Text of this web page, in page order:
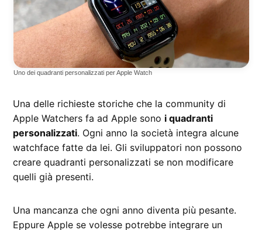
Uno dei quadranti personalizzati per Apple Watch
Una delle richieste storiche che la community di
Apple Watchers fa ad Apple sono i quadranti
personalizzati. Ogni anno la società integra alcune
watchface fatte da lei. Gli sviluppatori non possono
creare quadranti personalizzati se non modificare
quelli già presenti.
Una mancanza che ogni anno diventa più pesante.
Eppure Apple se volesse potrebbe integrare un